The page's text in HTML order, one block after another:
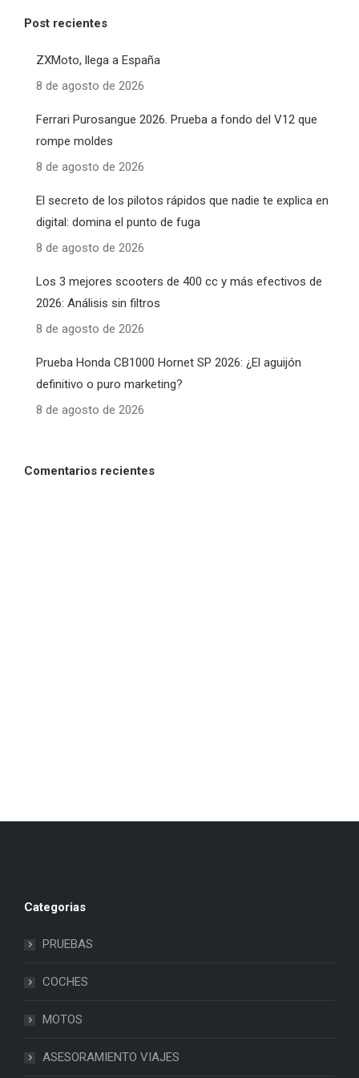
Post recientes
ZXMoto, llega a España
8 de agosto de 2026
Ferrari Purosangue 2026. Prueba a fondo del V12 que
rompe moldes
8 de agosto de 2026
El secreto de los pilotos rápidos que nadie te explica en
digital: domina el punto de fuga
8 de agosto de 2026
Los 3 mejores scooters de 400 cc y más efectivos de
2026: Análisis sin filtros
8 de agosto de 2026
Prueba Honda CB1000 Hornet SP 2026: ¿El aguijón
definitivo o puro marketing?
8 de agosto de 2026
Comentarios recientes
Categorias
PRUEBAS
COCHES
MOTOS
ASESORAMIENTO VIAJES